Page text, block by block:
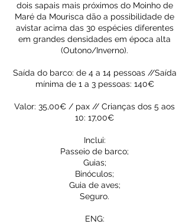
dois sapais mais próximos do Moinho de
Maré da Mourisca dão a possibilidade de
avistar acima das 30 espécies diferentes
em grandes densidades em época alta
(Outono/Inverno).
Saída do barco: de 4 a 14 pessoas //Saída
mínima de 1 a 3 pessoas: 140€
Valor: 35,00€ / pax // Crianças dos 5 aos
10: 17,00€
Inclui:
Passeio de barco;
Guias;
Binóculos;
Guia de aves;
Seguro.
ENG: